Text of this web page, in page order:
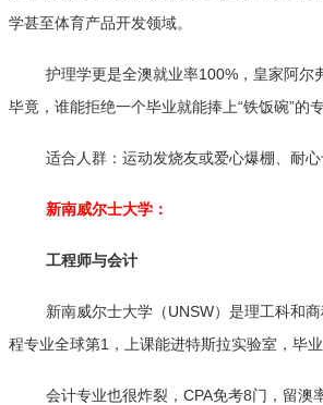
学甚至体育产品开发领域。
护理学更是全澳就业率100%，皇家阿尔
毕竟，谁能拒绝一个毕业就能捧上“铁饭碗”的
适合人群：运动发烧友或爱心爆棚、耐心
新南威尔士大学：
工程师与会计
新南威尔士大学（UNSW）是理工科和
程专业全球第1，上课能进特斯拉实验室，毕
会计专业也很炸裂，CPA免考8门，留澳